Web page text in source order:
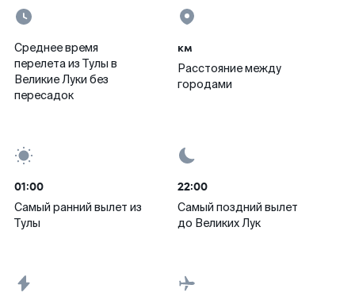
Среднее время
перелета из Тулы в
Великие Луки без
пересадок
км
Расстояние между
городами
01:00
Самый ранний вылет из
Тулы
22:00
Самый поздний вылет
до Великих Лук